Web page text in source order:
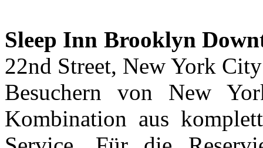
Sleep Inn Brooklyn
22nd Street, New York City
Besuchern von New
Kombination aus